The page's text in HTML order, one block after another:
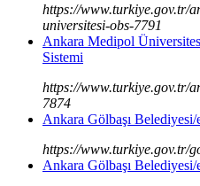
https://www.turkiye.gov.tr/
universitesi-obs-7791
Ankara Medipol
Sistemi
https://www.turkiye.gov.tr/
7874
Ankara Gölbaşı
https://www.turkiye.gov.tr/
Ankara Gölbaşı Belediyesi/